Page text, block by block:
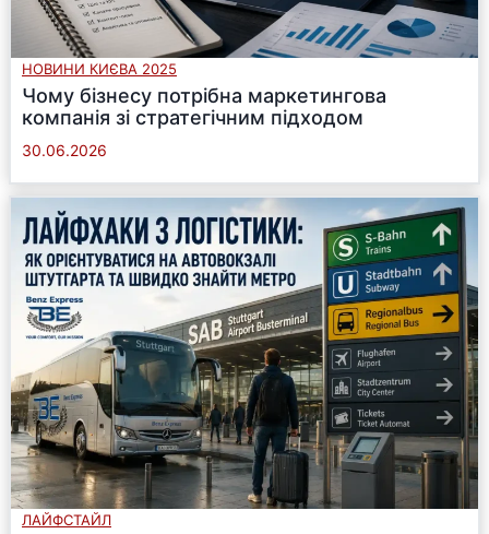
НОВИНИ КИЄВА 2025
Чому бізнесу потрібна маркетингова
компанія зі стратегічним підходом
30.06.2026
ЛАЙФСТАЙЛ